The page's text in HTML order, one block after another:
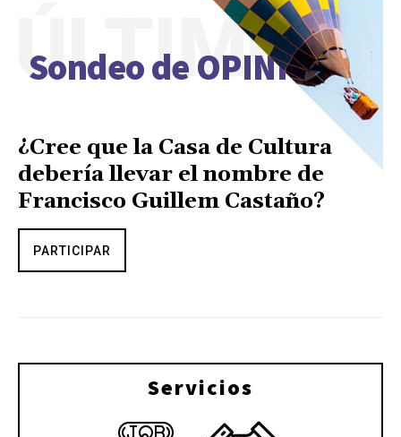
Sondeo de OPINIÓN
ÚLTIMO
¿Cree que la Casa de Cultura
debería llevar el nombre de
Francisco Guillem Castaño?
PARTICIPAR
Servicios